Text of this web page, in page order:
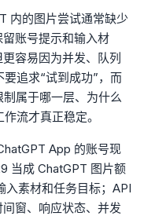
内的图片尝试通常缺少
账号提示和输入材
容易因为并发、队列
追求“试到成功”，而
属于哪一层、为什么
流才真正稳定。
App 的账号现
当成 ChatGPT 图片额
入素材和任务目标；API
窗、响应状态、并发